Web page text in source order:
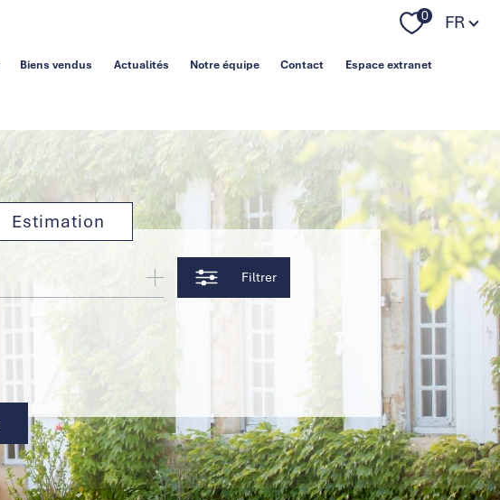
0 Langue
FR
Biens vendus Actualités Notre équipe Contact Espace extranet
Estimation
Filtrer